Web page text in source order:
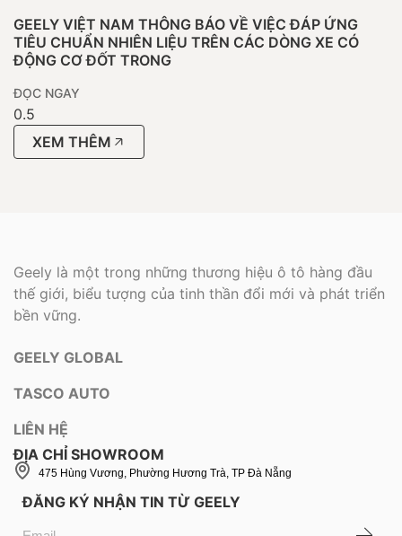
GEELY VIỆT NAM THÔNG BÁO VỀ VIỆC ĐÁP ỨNG
TIÊU CHUẨN NHIÊN LIỆU TRÊN CÁC DÒNG XE CÓ
ĐỘNG CƠ ĐỐT TRONG
ĐỌC NGAY
XEM THÊM
Geely là một trong những thương hiệu ô tô hàng đầu
thế giới, biểu tượng của tinh thần đổi mới và phát triển
bền vững.
GEELY GLOBAL
TASCO AUTO
LIÊN HỆ
ĐỊA CHỈ SHOWROOM
475 Hùng Vương, Phường Hương Trà, TP Đà Nẵng
ĐĂNG KÝ NHẬN TIN TỪ GEELY